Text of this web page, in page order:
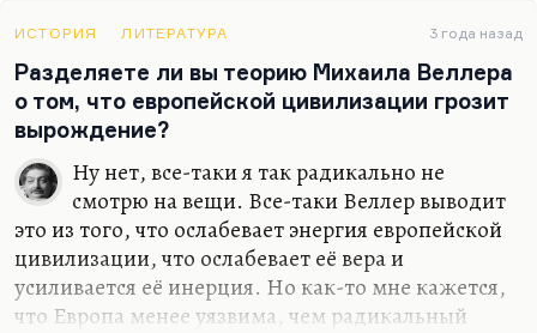
которая считает, что Звягин — это антигерой. Что
весь роман Веллера — это огромная, злая и
опасная провокация. И что идея Веллера как раз
— невозможно насильственное спасение, нельзя
никого спасти насильно.
Но там же есть, я много раз…
ИСТОРИЯ ЛИТЕРАТУРА 3 года назад
Разделяете ли вы теорию Михаила Веллера
о том, что европейской цивилизации грозит
вырождение?
Ну нет, все-таки я так радикально не
смотрю на вещи. Все-таки Веллер выводит
это из того, что ослабевает энергия европейской
цивилизации, что ослабевает её вера и
усиливается её инерция. Но как-то мне кажется,
что Европа менее уязвима, чем радикальный